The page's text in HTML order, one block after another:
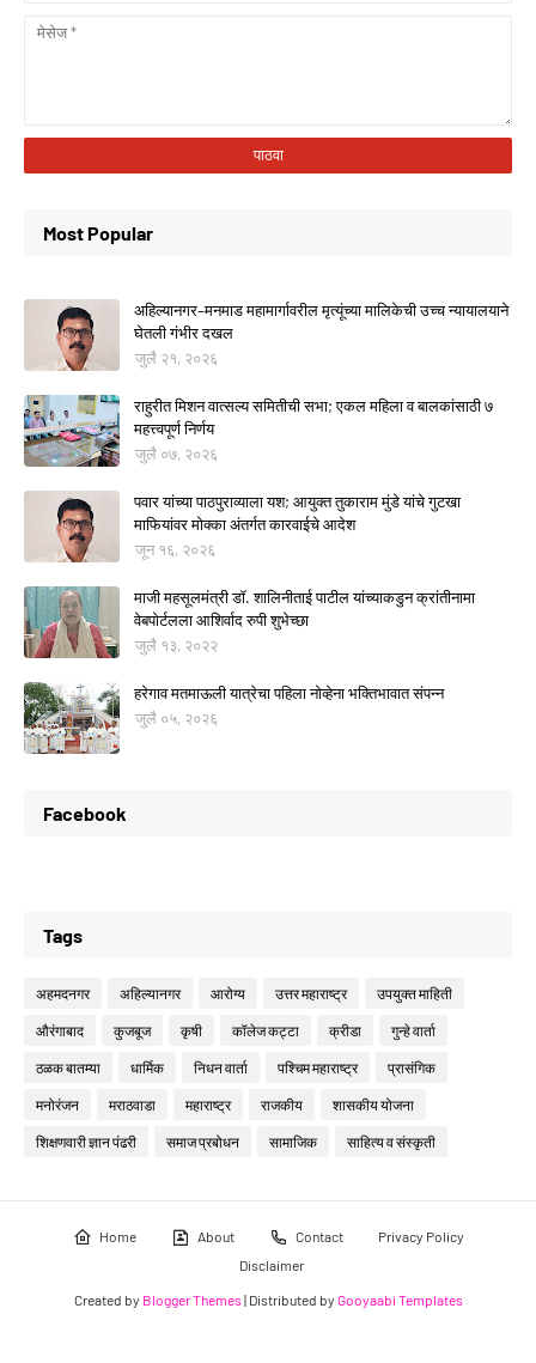
Most Popular
अहिल्यानगर–मनमाड महामार्गावरील मृत्यूंच्या मालिकेची उच्च न्यायालयाने
घेतली गंभीर दखल
जुलै २१, २०२६
राहुरीत मिशन वात्सल्य समितीची सभा; एकल महिला व बालकांसाठी ७
महत्त्वपूर्ण निर्णय
जुलै ०७, २०२६
पवार यांच्या पाठपुराव्याला यश; आयुक्त तुकाराम मुंडे यांचे गुटखा
माफियांवर मोक्का अंतर्गत कारवाईचे आदेश
जून १६, २०२६
माजी महसूलमंत्री डॉ. शालिनीताई पाटील यांच्याकडुन क्रांतीनामा
वेबपोर्टलला आशिर्वाद रुपी शुभेच्छा
जुलै १३, २०२२
हरेगाव मतमाऊली यात्रेचा पहिला नोव्हेना भक्तिभावात संपन्न
जुलै ०५, २०२६
Facebook
Tags
अहमदनगर अहिल्यानगर आरोग्य उत्तर महाराष्ट्र उपयुक्त माहिती
औरंगाबाद कुजबूज कृषी कॉलेज कट्टा क्रीडा गुन्हे वार्ता
ठळक बातम्या धार्मिक निधन वार्ता पश्चिम महाराष्ट्र प्रासंगिक
मनोरंजन मराठवाडा महाराष्ट्र राजकीय शासकीय योजना
शिक्षणवारी ज्ञान पंढरी समाज प्रबोधन सामाजिक साहित्य व संस्कृती
Home About Contact
Privacy Policy
Disclaimer
Created by Blogger Themes| Distributed by Gooyaabi Templates